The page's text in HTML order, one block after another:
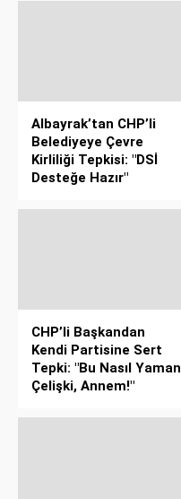
Albayrak’tan CHP’li
Belediyeye Çevre
Kirliliği Tepkisi: "DSİ
Desteğe Hazır"
CHP’li Başkandan
Kendi Partisine Sert
Tepki: "Bu Nasıl Yaman
Çelişki, Annem!"